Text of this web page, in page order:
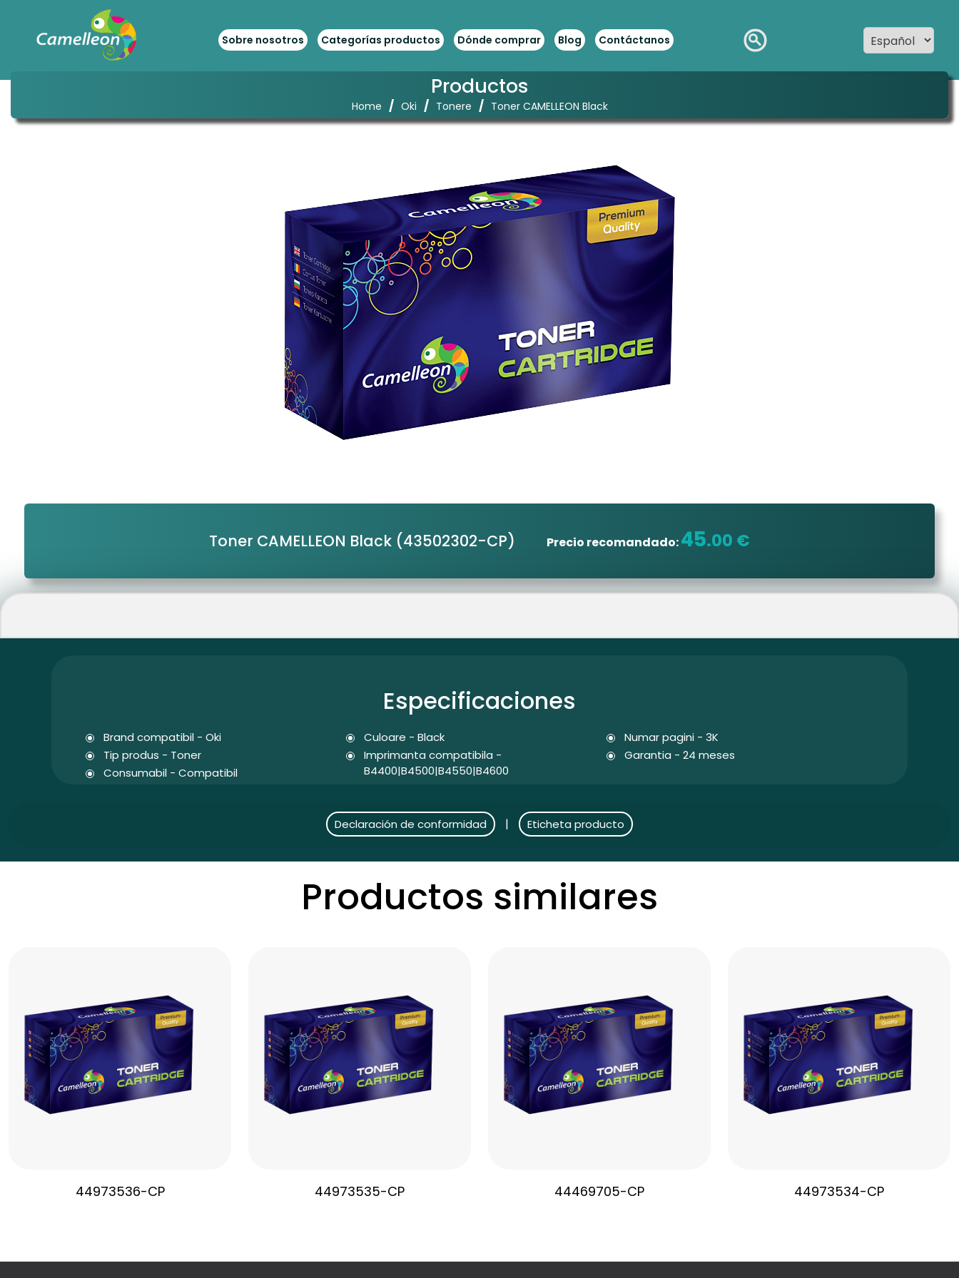
Sobre nosotros Categorías productos Dónde comprar Blog Contáctanos
Productos
Home / Oki / Tonere / Toner CAMELLEON Black
Toner CAMELLEON Black (43502302-CP) Precio recomandado:45.00 €
Especificaciones
Brand compatibil - Oki
Tip produs - Toner
Consumabil - Compatibil
Culoare - Black
Imprimanta compatibila -
B4400|B4500|B4550|B4600
Numar pagini - 3K
Garantia - 24 meses
Declaración de conformidad | Eticheta producto
Productos similares
44973536-CP 44973535-CP 44469705-CP 44973534-CP